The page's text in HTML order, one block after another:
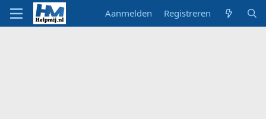
Aanmelden Registreren